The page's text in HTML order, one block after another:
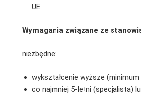
UE.
Wymagania związane ze
niezbędne:
wykształcenie wyższe
co najmniej 5-letni (specjalista)